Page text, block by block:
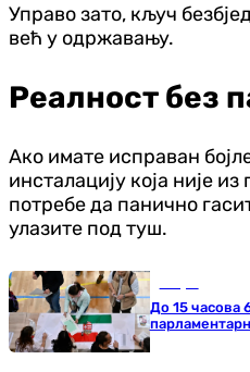
Управо зато, кључ
већ у одржавању.
Реалност без
Ако имате исправан
инсталацију која није
потребе да панично
улазите под туш.
До 15 часова